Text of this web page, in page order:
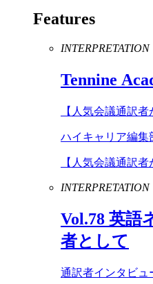
Features
INTERPRETATION
Tennine
【人気会議通訳者
ハイキャリア編集
【人気会議通訳者
INTERPRETATION
Vol.78 英語
者として
通訳者インタビュ